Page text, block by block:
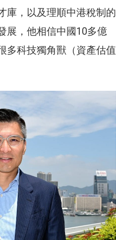
庫，以及理順中港稅制的
展，他相信中國10多億
多科技獨角獸（資產估值